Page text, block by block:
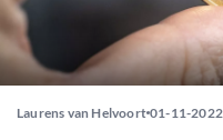
Laurens van Helvoort 01-11-2022